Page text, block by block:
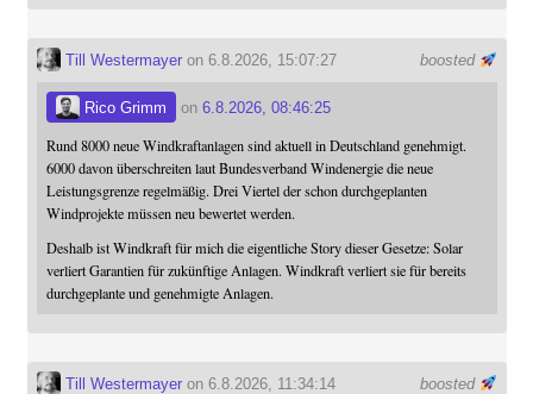
boosted
Till Westermayeron 6.8.2026, 15:07:27
Rico Grimm on 6.8.2026, 08:46:25
Rund 8000 neue Windkraftanlagen sind aktuell in Deutschland genehmigt.
6000 davon überschreiten laut Bundesverband Windenergie die neue
Leistungsgrenze regelmäßig. Drei Viertel der schon durchgeplanten
Windprojekte müssen neu bewertet werden.
Deshalb ist Windkraft für mich die eigentliche Story dieser Gesetze: Solar
verliert Garantien für zukünftige Anlagen. Windkraft verliert sie für bereits
durchgeplante und genehmigte Anlagen.
boosted
Till Westermayeron 6.8.2026, 11:34:14